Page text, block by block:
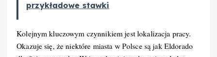
przykładowe stawki
Kolejnym kluczowym czynnikiem jest lokalizacja pracy.
Okazuje się, że niektóre miasta w Polsce są jak Eldorado